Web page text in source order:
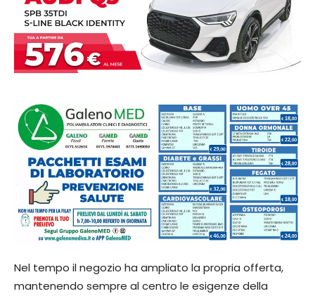
Nel tempo il negozio ha ampliato la propria offerta,
mantenendo sempre al centro le esigenze della